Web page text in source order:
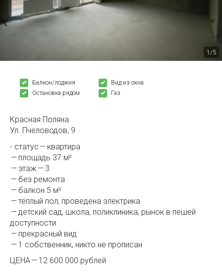
1/5
Балкон/лоджия
Вид из окна
Остановка рядом
Газ
Красная Поляна
Ул. Пчеловодов, 9
- статус — квартира
— площадь 37 м²
— этаж — 3
— без ремонта
— балкон 5 м²
— тёплый пол, проведена электрика
— детский сад, школа, поликлиника, рынок в пешей
доступности
— прекрасный вид
— 1 собственник, никто не прописан
ЦЕНА — 12 600 000 рублей